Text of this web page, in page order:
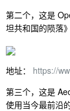
第二个，这是
坦共和国的陨落
地址： https://
第三个，这是
使用当今最前沿